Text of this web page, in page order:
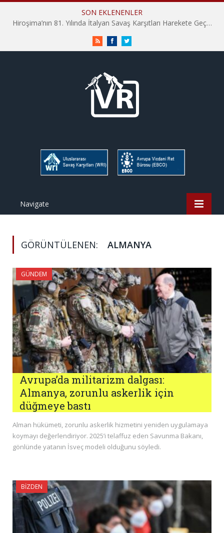
SON EKLENENLER
Hiroşima’nın 81. Yılında İtalyan Savaş Karşıtları Harekete Geçti: “Hatırlamak yeterli değil”
RSS FacebookTwitter
Navigate
GÖRÜNTÜLENEN: ALMANYA
GÜNDEM
Avrupa’da militarizm dalgası:
Almanya, zorunlu askerlik için
düğmeye bastı
Alman hükümeti, zorunlu askerlik hizmetini yeniden uygulamaya
koymayı değerlendiriyor. 2025’i telaffuz eden Savunma Bakanı,
gönlünde yatanın İsveç modeli olduğunu söyledi.
BIZDEN